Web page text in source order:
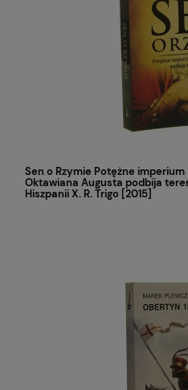
Sen o Rzymie Potężne imperium
Oktawiana Augusta podbija
Hiszpanii X. R. Trigo [2015]